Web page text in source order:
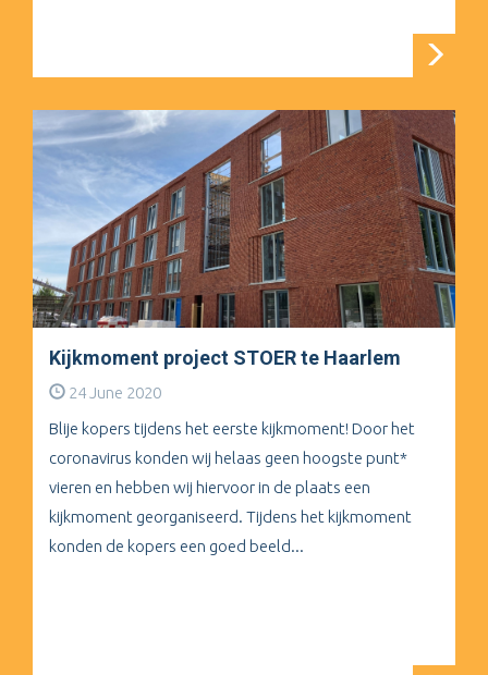
Kijkmoment project STOER te Haarlem
24 June 2020
Blije kopers tijdens het eerste kijkmoment! Door het
coronavirus konden wij helaas geen hoogste punt*
vieren en hebben wij hiervoor in de plaats een
kijkmoment georganiseerd. Tijdens het kijkmoment
konden de kopers een goed beeld...